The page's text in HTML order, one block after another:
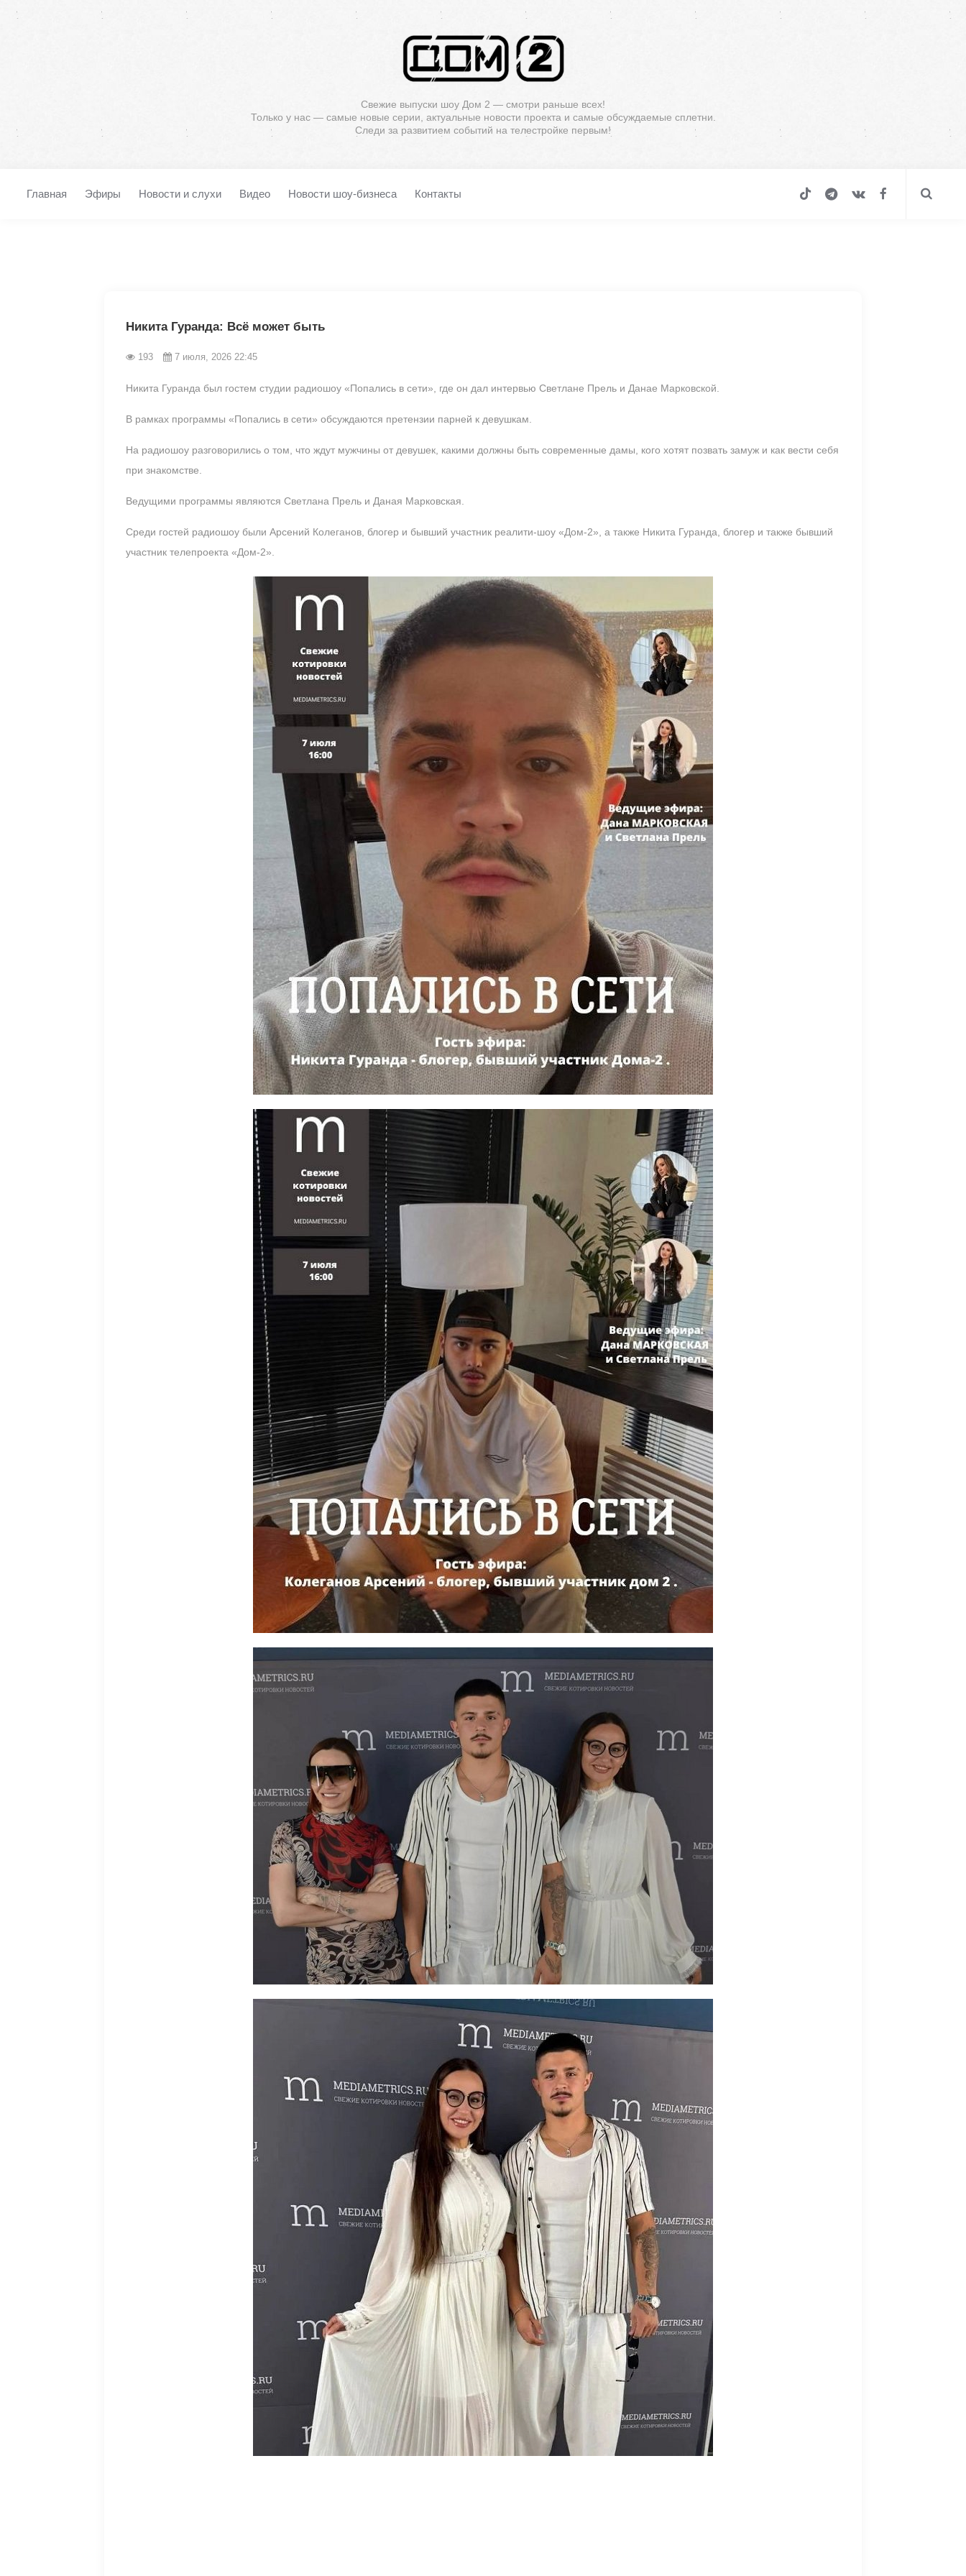
Свежие выпуски шоу Дом 2 — смотри раньше всех!
Только у нас — самые новые серии, актуальные новости проекта и самые обсуждаемые сплетни.
Следи за развитием событий на телестройке первым!
Главная Эфиры Новости и слухи Видео Новости шоу-бизнеса Контакты
Никита Гуранда: Всё может быть
193 7 июля, 2026 22:45
Никита Гуранда был гостем студии радиошоу «Попались в сети», где он дал интервью Светлане Прель и Данае Марковской.
В рамках программы «Попались в сети» обсуждаются претензии парней к девушкам.
На радиошоу разговорились о том, что ждут мужчины от девушек, какими должны быть современные дамы, кого хотят позвать замуж и как вести себя
при знакомстве.
Ведущими программы являются Светлана Прель и Даная Марковская.
Среди гостей радиошоу были Арсений Колеганов, блогер и бывший участник реалити-шоу «Дом-2», а также Никита Гуранда, блогер и также бывший
участник телепроекта «Дом-2».